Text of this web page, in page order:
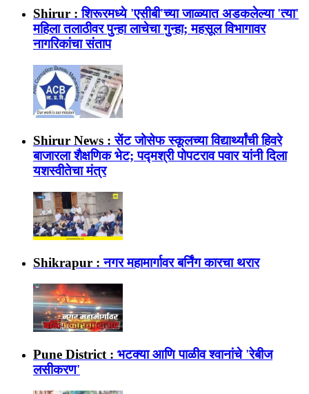
Shirur : शिरूरमध्ये 'एसीबी'च्या जाळ्यात अडकलेल्या 'त्या'
महिला तलाठीवर पुन्हा लाचेचा गुन्हा; महसूल विभागावर
नागरिकांचा संताप
Shirur News : सेंट जोसेफ स्कूलच्या विद्यार्थ्यांची हिवरे
बाजारला शैक्षणिक भेट; पद्मश्री पोपटराव पवार यांनी दिला
यशस्वीतेचा मंत्र
Shikrapur : नगर महामार्गावर बर्निंग कारचा थरार
Pune District : भटक्या आणि पाळीव श्‍वानांचे 'रेबीज
लसीकरण'